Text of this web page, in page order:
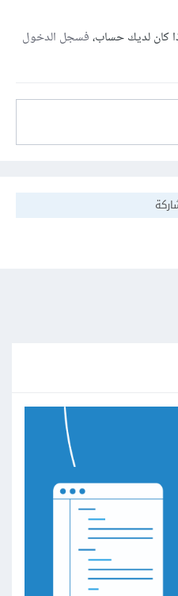
كان لديك حساب،فسجل الدخول